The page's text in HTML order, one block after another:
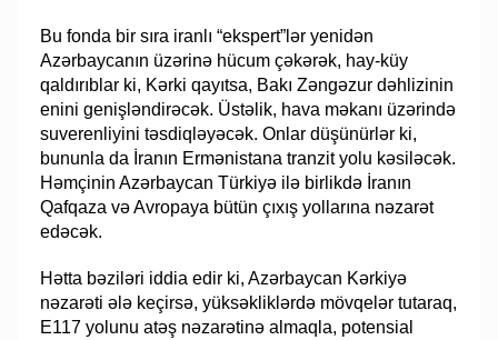
Bu fonda bir sıra iranlı “ekspert”lər yenidən
Azərbaycanın üzərinə hücum çəkərək, hay-küy
qaldırıblar ki, Kərki qayıtsa, Bakı Zəngəzur dəhlizinin
enini genişləndirəcək. Üstəlik, hava məkanı üzərində
suverenliyini təsdiqləyəcək. Onlar düşünürlər ki,
bununla da İranın Ermənistana tranzit yolu kəsiləcək.
Həmçinin Azərbaycan Türkiyə ilə birlikdə İranın
Qafqaza və Avropaya bütün çıxış yollarına nəzarət
edəcək.
Hətta bəziləri iddia edir ki, Azərbaycan Kərkiyə
nəzarəti ələ keçirsə, yüksəkliklərdə mövqelər tutaraq,
E117 yolunu atəş nəzarətinə almaqla, potensial